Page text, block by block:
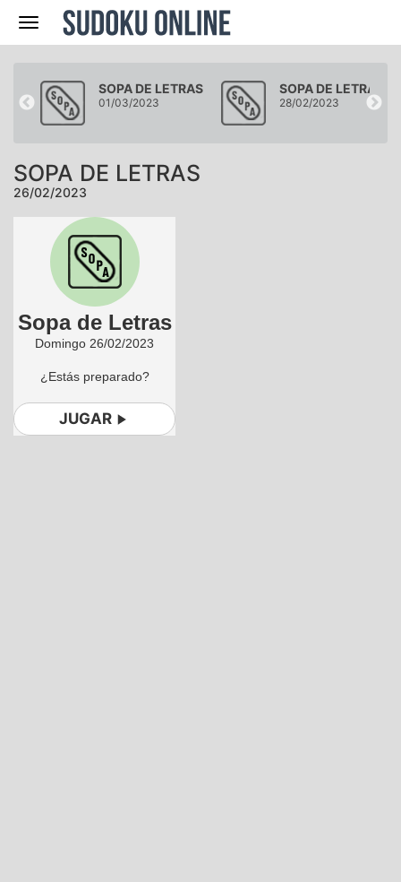
Navegación
SOPA DE LETRAS
01/03/2023
SOPA DE LETRAS
28/02/2023
SOPA DE LETRAS
26/02/2023
Sopa de Letras
Domingo 26/02/2023
¿Estás preparado?
JUGAR